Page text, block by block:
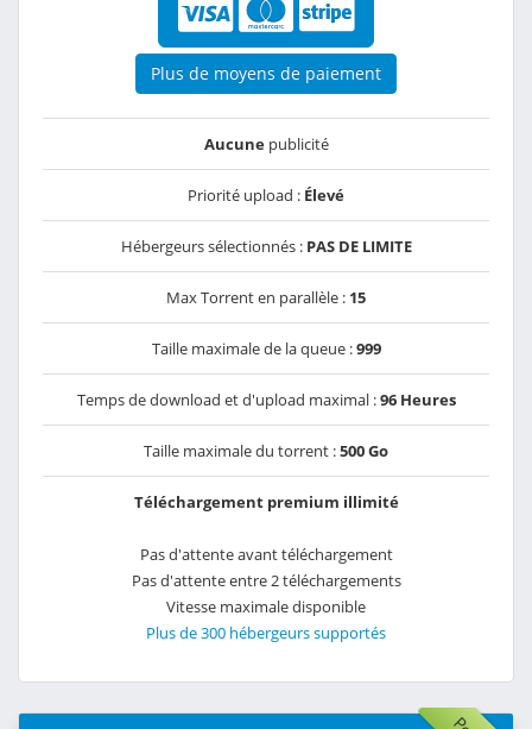
Plus de moyens de paiement
Aucunepublicité
Priorité upload : Élevé
Hébergeurs sélectionnés : PAS DE LIMITE
Max Torrent en parallèle : 15
Taille maximale de la queue :999
Temps de download et d'upload maximal :96 Heures
Taille maximale du torrent :500 Go
Téléchargement premium illimité
Pas d'attente avant téléchargement
Pas d'attente entre 2 téléchargements
Vitesse maximale disponible
Plus de 300 hébergeurs supportés